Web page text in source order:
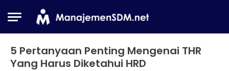
Industrial
Relation
5 Pertanyaan Penting Mengenai THR
Yang Harus Diketahui HRD